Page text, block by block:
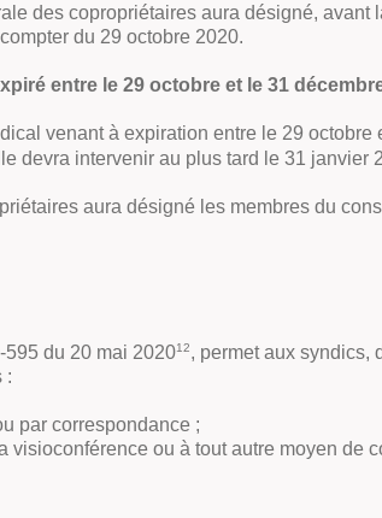
des copropriétaires aura désigné, avant
du 29 octobre 2020.
entre le 29 octobre et le 31
venant à expiration entre le 29
devra intervenir au plus tard le 31 janvier
aura désigné les membres du
595 du 20 mai 202012, permet aux syndics,
:
par correspondance ;
ou à tout autre moyen de